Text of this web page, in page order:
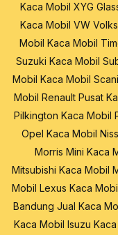
Kaca Mobil XYG
Kaca Mobil VW
Mobil Kaca Mobil
Suzuki Kaca Mobil
Mobil Kaca Mobil
Mobil Renault Pusat
Pilkington Kaca Mobil
Opel Kaca Mobil
Morris Mini Kaca
Mitsubishi Kaca Mobil
Mobil Lexus Kaca
Bandung Jual Kaca
Kaca Mobil Isuzu